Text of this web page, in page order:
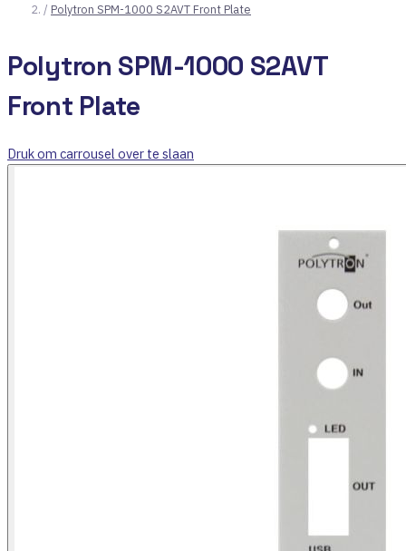
/ Polytron SPM-1000 S2AVT Front Plate
Polytron SPM-1000 S2AVT
Front Plate
Druk om carrousel over te slaan